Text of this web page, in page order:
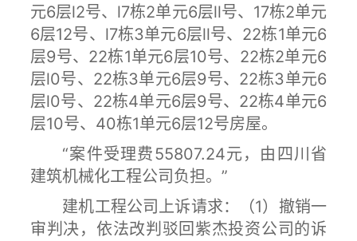
元6层l2号、l7栋2单元6层ll号、17栋2单元
6层12号、l7栋3单元6层ll号、22栋1单元6
层9号、22栋1单元6层10号、22栋2单元6
层l0号、22栋3单元6层9号、22栋3单元6
层l0号、22栋4单元6层9号、22栋4单元6
层10号、40栋1单元6层12号房屋。
“案件受理费55807.24元，由四川省
建筑机械化工程公司负担。”
建机工程公司上诉请求：（1）撤销一
审判决，依法改判驳回紫杰投资公司的诉